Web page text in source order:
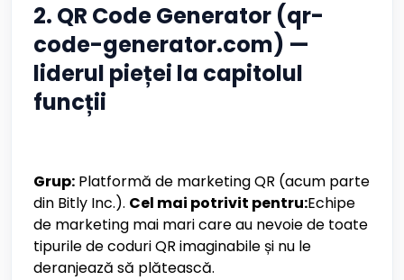
2. QR Code Generator (qr-
code-generator.com) —
liderul pieței la capitolul
funcții
Grup: Platformă de marketing QR (acum parte
din Bitly Inc.). Cel mai potrivit pentru:Echipe
de marketing mai mari care au nevoie de toate
tipurile de coduri QR imaginabile și nu le
deranjează să plătească.